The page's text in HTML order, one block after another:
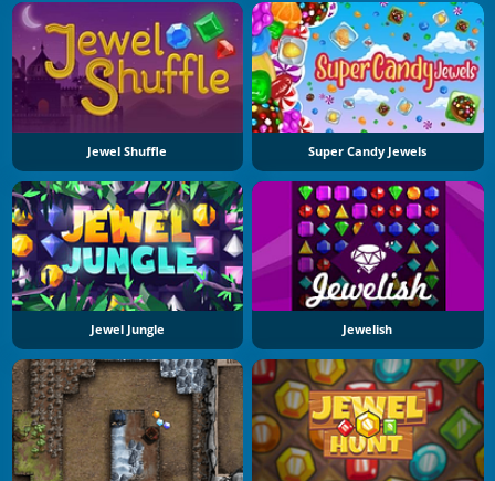
Jewel Shuffle Super Candy Jewels
Jewel Jungle Jewelish